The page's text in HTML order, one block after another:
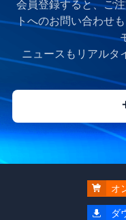
会員登録すると、ご
トへのお問い合わせ
ニュースもリアルタ
 オ
 ダ